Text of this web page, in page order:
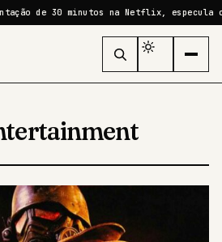
de 30 minutos na Netflix, especula